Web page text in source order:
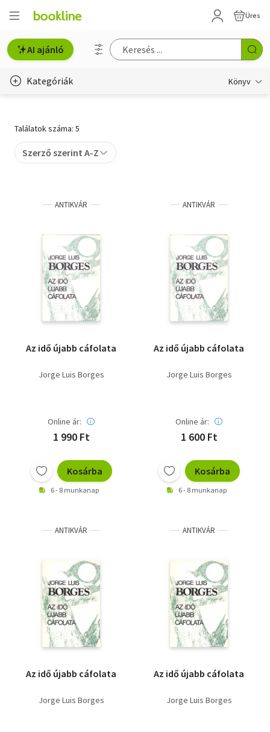
Üres
AI ajánló
Kategóriák Könyv
Gyermek- és ifjúsági
Szakkönyv
Szótár, nyelvkönyv
Tankönyv, segédkönyv
Társadalomtudomány
Természettudomány
Találatok száma: 5
Szerző szerint A-Z
ANTIKVÁR
Az idő újabb cáfolata
Jorge Luis Borges
Online ár:
1 990 Ft
Kosárba
6 - 8 munkanap
ANTIKVÁR
Az idő újabb cáfolata
Jorge Luis Borges
Online ár:
1 600 Ft
Kosárba
6 - 8 munkanap
ANTIKVÁR
Az idő újabb cáfolata
Jorge Luis Borges
ANTIKVÁR
Az idő újabb cáfolata
Jorge Luis Borges